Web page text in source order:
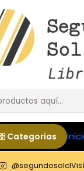
Categorías
@segundosolcl